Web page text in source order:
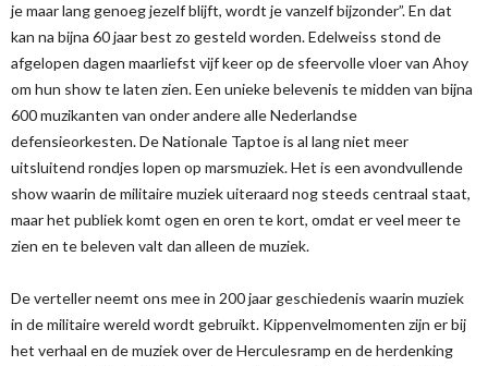
je maar lang genoeg jezelf blijft, wordt je vanzelf bijzonder”. En dat
kan na bijna 60 jaar best zo gesteld worden. Edelweiss stond de
afgelopen dagen maarliefst vijf keer op de sfeervolle vloer van Ahoy
om hun show te laten zien. Een unieke belevenis te midden van bijna
600 muzikanten van onder andere alle Nederlandse
defensieorkesten. De Nationale Taptoe is al lang niet meer
uitsluitend rondjes lopen op marsmuziek. Het is een avondvullende
show waarin de militaire muziek uiteraard nog steeds centraal staat,
maar het publiek komt ogen en oren te kort, omdat er veel meer te
zien en te beleven valt dan alleen de muziek.
De verteller neemt ons mee in 200 jaar geschiedenis waarin muziek
in de militaire wereld wordt gebruikt. Kippenvelmomenten zijn er bij
het verhaal en de muziek over de Herculesramp en de herdenking